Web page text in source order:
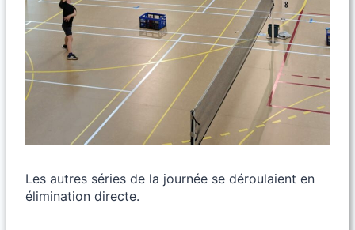
Les autres séries de la journée se déroulaient en
élimination directe.